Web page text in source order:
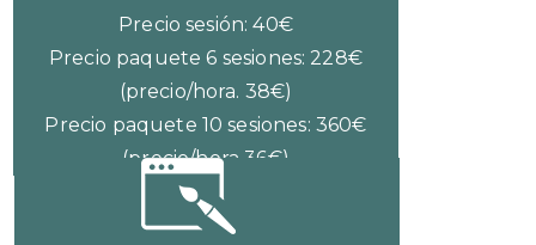
Precio sesión: 40€
Precio paquete 6 sesiones: 228€
(precio/hora. 38€)
Precio paquete 10 sesiones: 360€
(precio/hora 36€)